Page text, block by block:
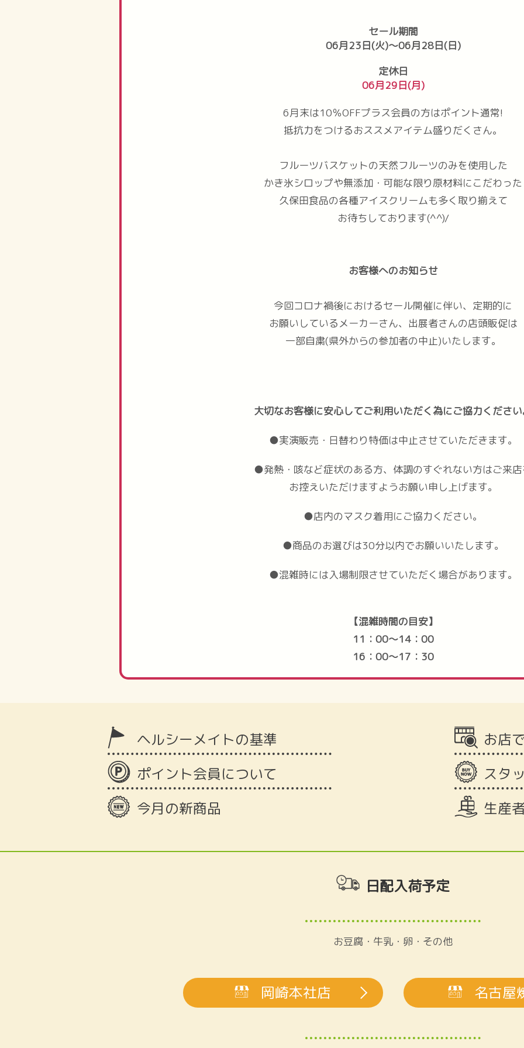
セール期間
06月23日(火)～06月28日(日)
定休日
06月29日(月)
6月末は10％OFFプラス会員の方はポイント通常!
抵抗力をつけるおススメアイテム盛りだくさん。
フルーツバスケットの天然フルーツのみを使用した
かき氷シロップや無添加・可能な限り原材料にこだわった
久保田食品の各種アイスクリームも多く取り揃えて
お待ちしております(^^)/
お客様へのお知らせ
今回コロナ禍後におけるセール開催に伴い、定期的に
お願いしているメーカーさん、出展者さんの店頭販促は
一部自粛(県外からの参加者の中止)いたします。
大切なお客様に安心してご利用いただく為にご協力くださ
●実演販売・日替わり特価は中止させていただきます。
●発熱・咳など症状のある方、体調のすぐれない方はご来
お控えいただけますようお願い申し上げます。
●店内のマスク着用にご協力ください。
●商品のお選びは30分以内でお願いいたします。
●混雑時には入場制限させていただく場合があります。
【混雑時間の目安】
11：00～14：00
16：00～17：30
ヘルシーメイトの基準
ポイント会員について
今月の新商品
お店
スタ
生産
日配入荷予定
お豆腐・牛乳・卵・その他
岡崎本社店 名古屋